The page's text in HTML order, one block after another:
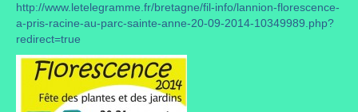
Listes
Evénements
Amis jardiniers du Devon
http://www.letelegramme.fr/bretagne/fil-info/lannion-florescence-
a-pris-racine-au-parc-sainte-anne-20-09-2014-10349989.php?
redirect=true